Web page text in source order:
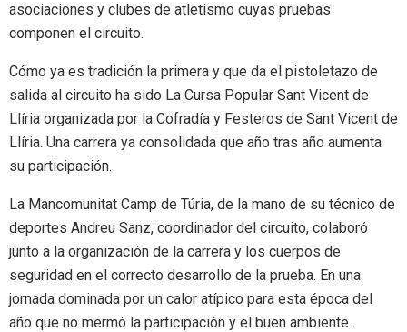
asociaciones y clubes de atletismo cuyas pruebas
componen el circuito.
Cómo ya es tradición la primera y que da el pistoletazo de
salida al circuito ha sido La Cursa Popular Sant Vicent de
Llíria organizada por la Cofradía y Festeros de Sant Vicent de
Llíria. Una carrera ya consolidada que año tras año aumenta
su participación.
La Mancomunitat Camp de Túria, de la mano de su técnico de
deportes Andreu Sanz, coordinador del circuito, colaboró
junto a la organización de la carrera y los cuerpos de
seguridad en el correcto desarrollo de la prueba. En una
jornada dominada por un calor atípico para esta época del
año que no mermó la participación y el buen ambiente.